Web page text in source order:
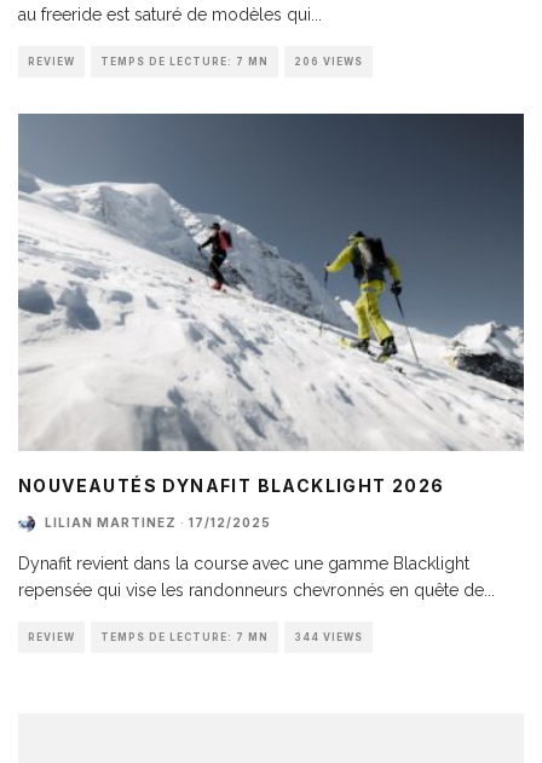
au freeride est saturé de modèles qui
REVIEW TEMPS DE LECTURE: 7 MN 206 VIEWS
NOUVEAUTÉS DYNAFIT BLACKLIGHT 2026
LILIAN MARTINEZ · 17/12/2025
Dynafit revient dans la course avec une gamme Blacklight
repensée qui vise les randonneurs chevronnés en quête de
REVIEW TEMPS DE LECTURE: 7 MN 344 VIEWS